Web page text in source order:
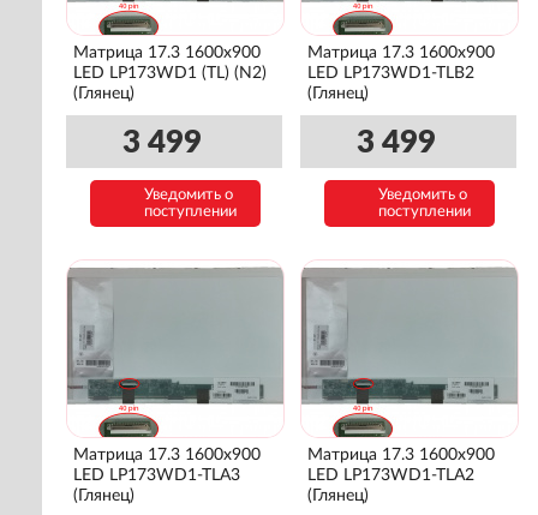
Матрица 17.3 1600x900
LED LP173WD1 (TL) (N2)
(Глянец)
3 499
Уведомить о
поступлении
Матрица 17.3 1600x900
LED LP173WD1-TLB2
(Глянец)
3 499
Уведомить о
поступлении
Матрица 17.3 1600x900
LED LP173WD1-TLA3
(Глянец)
Матрица 17.3 1600x900
LED LP173WD1-TLA2
(Глянец)